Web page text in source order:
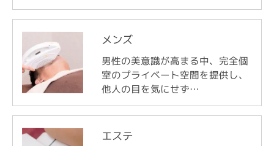
メンズ
男性の美意識が高まる中、完全個
室のプライベート空間を提供し、
他人の目を気にせず…
エステ